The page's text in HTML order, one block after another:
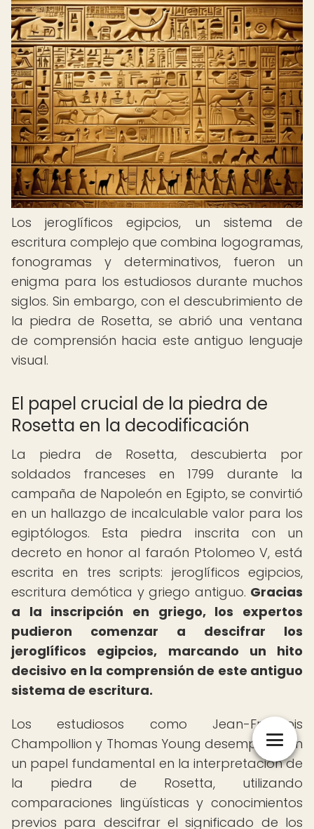
Los jeroglíficos egipcios, un sistema de
escritura complejo que combina logogramas,
fonogramas y determinativos, fueron un
enigma para los estudiosos durante muchos
siglos. Sin embargo, con el descubrimiento de
la piedra de Rosetta, se abrió una ventana
de comprensión hacia este antiguo lenguaje
visual.
El papel crucial de la piedra de
Rosetta en la decodificación
La piedra de Rosetta, descubierta por
soldados franceses en 1799 durante la
campaña de Napoleón en Egipto, se convirtió
en un hallazgo de incalculable valor para los
egiptólogos. Esta piedra inscrita con un
decreto en honor al faraón Ptolomeo V, está
escrita en tres scripts: jeroglíficos egipcios,
escritura demótica y griego antiguo. Gracias
a la inscripción en griego, los expertos
pudieron comenzar a descifrar los
jeroglíficos egipcios, marcando un hito
decisivo en la comprensión de este antiguo
sistema de escritura.
Los estudiosos como Jean-François
Champollion y Thomas Young desempeñaron
un papel fundamental en la interpretación de
la piedra de Rosetta, utilizando
comparaciones lingüísticas y conocimientos
previos para descifrar el significado de los